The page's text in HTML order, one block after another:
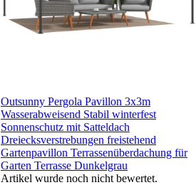
Outsunny Pergola Pavillon 3x3m
Wasserabweisend Stabil winterfest
Sonnenschutz mit Satteldach
Dreiecksverstrebungen freistehend
Gartenpavillon Terrassenüberdachung für
Garten Terrasse Dunkelgrau
Artikel wurde noch nicht bewertet.